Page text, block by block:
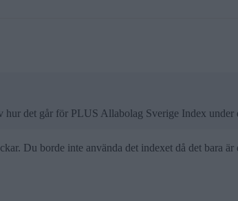
det går för PLUS Allabolag Sverige Index
Du borde inte använda det indexet då det bara är